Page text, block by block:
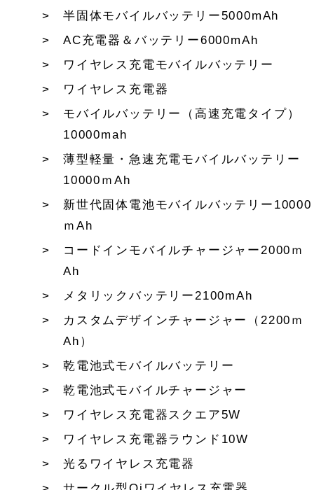
半固体モバイルバッテリー5000mAh
AC充電器＆バッテリー6000mAh
ワイヤレス充電モバイルバッテリー
ワイヤレス充電器
モバイルバッテリー（高速充電タイプ）
10000mah
薄型軽量・急速充電モバイルバッテリー
10000ｍAh
新世代固体電池モバイルバッテリー10000
ｍAh
コードインモバイルチャージャー2000ｍ
Ah
メタリックバッテリー2100mAh
カスタムデザインチャージャー（2200ｍ
Ah）
乾電池式モバイルバッテリー
乾電池式モバイルチャージャー
ワイヤレス充電器スクエア5W
ワイヤレス充電器ラウンド10W
光るワイヤレス充電器